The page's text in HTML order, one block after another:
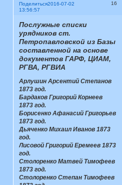
Поделиться 16
2016-07-02
13:56:57
Послужные списки
урядников ст.
Петропавловской из Базы
составленной на основе
документов ГАРФ, ЦИАМ,
РГВА, РГВИА
Арлушин Арсентий Степанов
1873 год.
Бардаков Григорий Корнеев
1873 год.
Борисенко Афанасий Григорьев
1873 год.
Дьяченко Михаил Иванов 1873
год.
Лисовой Григорий Еремеев 1873
год.
Столоренко Матвей Тимофеев
1873 год.
Столоренко Степан Тимофеев